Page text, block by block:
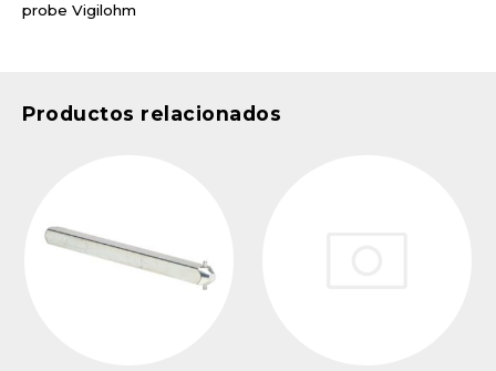
probe Vigilohm
Productos relacionados